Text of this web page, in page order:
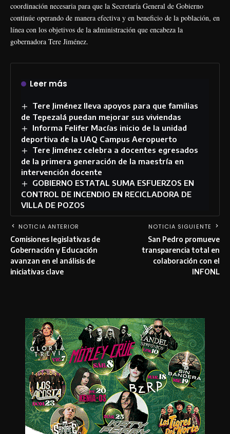
coordinación necesaria para que la Secretaría General de Gobierno
continúe operando de manera efectiva y en beneficio de la población, en
línea con los objetivos de la administración que encabeza la
gobernadora Tere Jiménez.
Leer más
Tere Jiménez lleva apoyos para que familias
de Tepezalá puedan mejorar sus viviendas
Informa Felifer Macías inicio de la unidad
deportiva de la UAQ Campus Aeropuerto
Tere Jiménez celebra a docentes egresados
de la primera generación de la maestría en
intervención docente
GOBIERNO ESTATAL SUMA ESFUERZOS EN
CONTROL DE INCENDIO EN RECICLADORA DE
VILLA DE POZOS
NOTICIA ANTERIOR
Comisiones legislativas de
Gobernación y Educación
avanzan en el análisis de
iniciativas clave
NOTICIA SIGUIENTE
San Pedro promueve
transparencia total en
colaboración con el
INFONL